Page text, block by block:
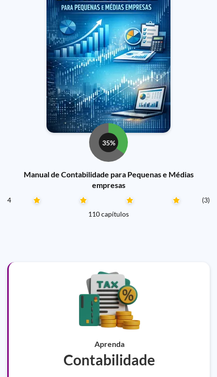
35%
Manual de Contabilidade para Pequenas e Médias
empresas
4
(3)
110 capítulos
Aprenda
Contabilidade